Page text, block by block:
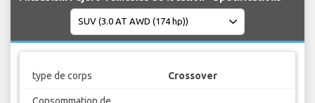
type de corps Crossover